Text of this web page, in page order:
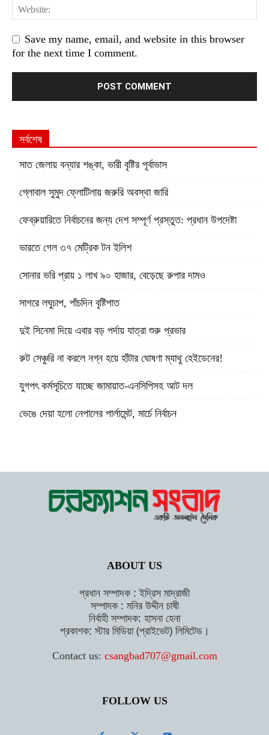
Save my name, email, and website in this browser
for the next time I comment.
সর্বশেষ
সাত জেলায় বন্যার শঙ্কা, ভারী বৃষ্টির পূর্বাভাস
গ্লোবাল সুমুদ ফ্লোটিলায় জরুরি অবস্থা জারি
ফেব্রুয়ারিতে নির্বাচনের জন্য দেশ সম্পূর্ণ প্রস্তুত: প্রধান উপদেষ্টা
ভারতে গেল ৩৭ মেট্রিক টন ইলিশ
সোনার ভরি প্রায় ১ লাখ ৯০ হাজার, বেড়েছে রুপার দামও
সাগরে লঘুচাপ, পাঁচদিন বৃষ্টিপাত
দুই সিনেমা দিয়ে এবার বড় পর্দায় যাত্রা শুরু প্রভার
রুট সেঞ্চুরি না করলে নগ্ন হয়ে হাঁটার ঘোষণা ম্যাথু হেইডেনের!
যুগপৎ কর্মসূচিতে যাচ্ছে জামায়াত-এনসিপিসহ আট দল
ভেঙে দেয়া হলো নেপালের পার্লামেন্ট, মার্চে নির্বাচন
ABOUT US
প্রধান সম্পাদক : ইদ্রিস মাদ্রাজী
সম্পাদক : মনির উদ্দীন চাষী
নির্বাহী সম্পাদক: হাসনা হেনা
প্রকাশক: স্টার মিডিয়া (প্রাইভেট) লিমিটেড।
Contact us: csangbad707@gmail.com
FOLLOW US